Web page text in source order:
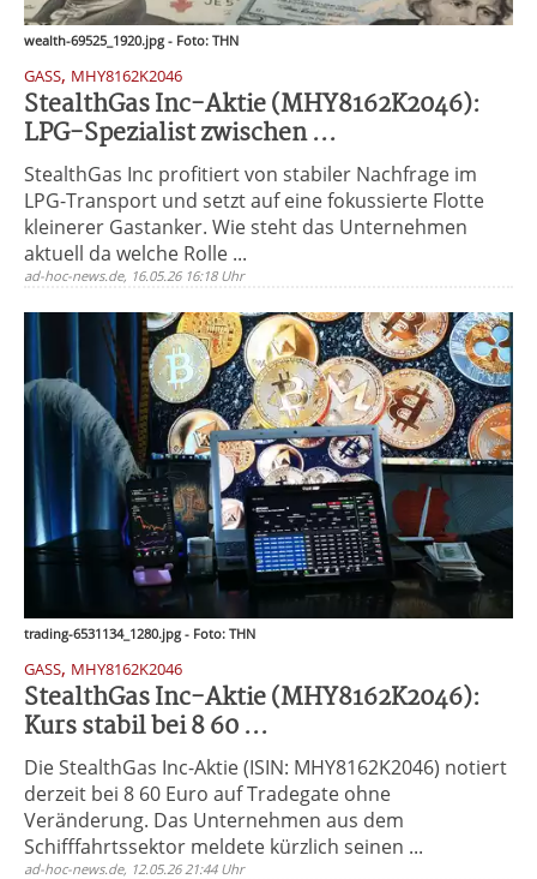
wealth-69525_1920.jpg - Foto: THN
GASS, MHY8162K2046
StealthGas Inc-Aktie (MHY8162K2046):
LPG-Spezialist zwischen ...
StealthGas Inc profitiert von stabiler Nachfrage im
LPG-Transport und setzt auf eine fokussierte Flotte
kleinerer Gastanker. Wie steht das Unternehmen
aktuell da welche Rolle ...
ad-hoc-news.de, 16.05.26 16:18 Uhr
trading-6531134_1280.jpg - Foto: THN
GASS, MHY8162K2046
StealthGas Inc-Aktie (MHY8162K2046):
Kurs stabil bei 8 60 ...
Die StealthGas Inc-Aktie (ISIN: MHY8162K2046) notiert
derzeit bei 8 60 Euro auf Tradegate ohne
Veränderung. Das Unternehmen aus dem
Schifffahrtssektor meldete kürzlich seinen ...
ad-hoc-news.de, 12.05.26 21:44 Uhr